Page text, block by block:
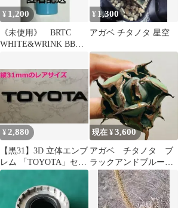
¥ 1,200
《未使用》 BRTC
WHITE&WRINK BB
匿名
¥ 1,300
アガベ チタノタ 星空
¥2,880
【黒31】3D 立体エンブ
レム 「TOYOTA」セッ
ト マットブラック
現在 ¥3,600
アガベ チタノタ ブ
ラックアンドブルー
肉厚 強棘 極上株
※未発根